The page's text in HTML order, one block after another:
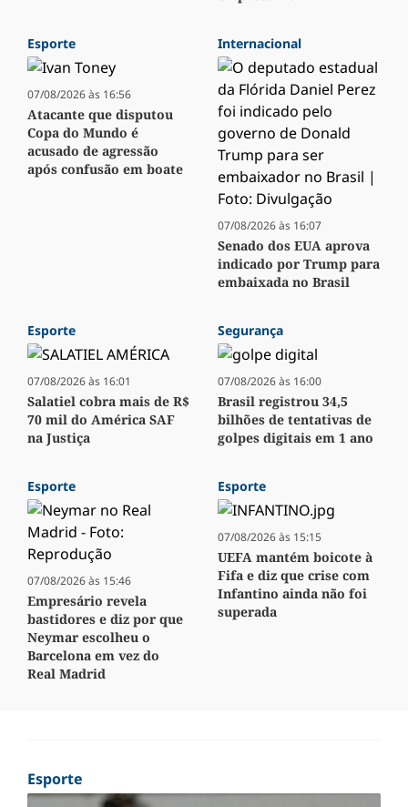
Esporte
07/08/2026 às 16:56
Atacante que disputou
Copa do Mundo é
acusado de agressão
após confusão em boate
Internacional
07/08/2026 às 16:07
Senado dos EUA aprova
indicado por Trump para
embaixada no Brasil
Esporte
07/08/2026 às 16:01
Salatiel cobra mais de R$
70 mil do América SAF
na Justiça
Segurança
07/08/2026 às 16:00
Brasil registrou 34,5
bilhões de tentativas de
golpes digitais em 1 ano
Esporte
07/08/2026 às 15:46
Empresário revela
bastidores e diz por que
Neymar escolheu o
Barcelona em vez do
Real Madrid
Esporte
07/08/2026 às 15:15
UEFA mantém boicote à
Fifa e diz que crise com
Infantino ainda não foi
superada
Esporte